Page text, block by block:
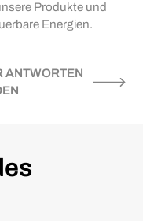
Produkte und
Energien.
ANTWORTEN